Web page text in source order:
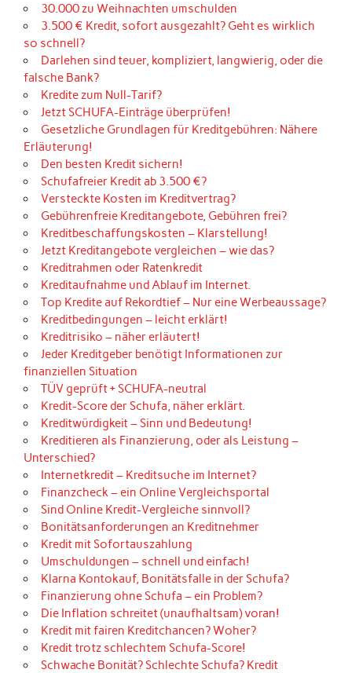
30.000 zu Weihnachten umschulden
3.500 € Kredit, sofort ausgezahlt? Geht es wirklich
so schnell?
Darlehen sind teuer, kompliziert, langwierig, oder die
falsche Bank?
Kredite zum Null-Tarif?
Jetzt SCHUFA-Einträge überprüfen!
Gesetzliche Grundlagen für Kreditgebühren: Nähere
Erläuterung!
Den besten Kredit sichern!
Schufafreier Kredit ab 3.500 €?
Versteckte Kosten im Kreditvertrag?
Gebührenfreie Kreditangebote, Gebühren frei?
Kreditbeschaffungskosten – Klarstellung!
Jetzt Kreditangebote vergleichen – wie das?
Kreditrahmen oder Ratenkredit
Kreditaufnahme und Ablauf im Internet.
Top Kredite auf Rekordtief – Nur eine Werbeaussage?
Kreditbedingungen – leicht erklärt!
Kreditrisiko – näher erläutert!
Jeder Kreditgeber benötigt Informationen zur
finanziellen Situation
TÜV geprüft + SCHUFA-neutral
Kredit-Score der Schufa, näher erklärt.
Kreditwürdigkeit – Sinn und Bedeutung!
Kreditieren als Finanzierung, oder als Leistung –
Unterschied?
Internetkredit – Kreditsuche im Internet?
Finanzcheck – ein Online Vergleichsportal
Sind Online Kredit-Vergleiche sinnvoll?
Bonitätsanforderungen an Kreditnehmer
Kredit mit Sofortauszahlung
Umschuldungen – schnell und einfach!
Klarna Kontokauf, Bonitätsfalle in der Schufa?
Finanzierung ohne Schufa – ein Problem?
Die Inflation schreitet (unaufhaltsam) voran!
Kredit mit fairen Kreditchancen? Woher?
Kredit trotz schlechtem Schufa-Score!
Schwache Bonität? Schlechte Schufa? Kredit